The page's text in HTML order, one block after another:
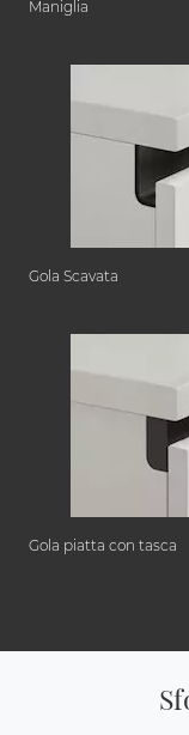
Maniglia
Gola Scavata
Gola piatta con tasca